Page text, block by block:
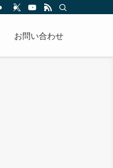
お問い合わせ